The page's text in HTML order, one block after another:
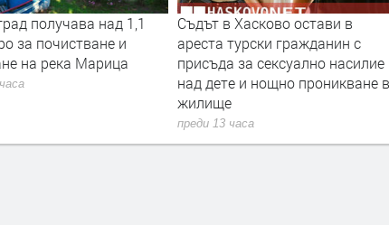
остави в
гражданин с
сексуално насилие
и нощно проникване в
Трактор се запали при балиране
на слама, огънят засегна гора
преди 16 часа